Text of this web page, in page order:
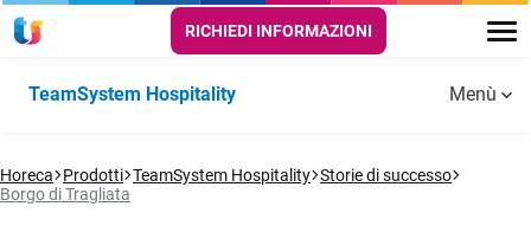
RICHIEDI INFORMAZIONI
TeamSystem Hospitality
Funzionalità
GESTIONALE
PMS
PRENOTAZIONI
CRM E
Tour di prodotto
Aggiornamenti Webinar
Area
FAQ
Hotel, B&B,
Agriturismi
Case
Servizi
Formazione
Menù
Horeca Prodotti TeamSystem Hospitality Storie di successo
Borgo di Tragliata